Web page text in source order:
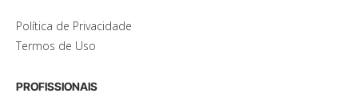
Política de Privacidade
Termos de Uso
PROFISSIONAIS